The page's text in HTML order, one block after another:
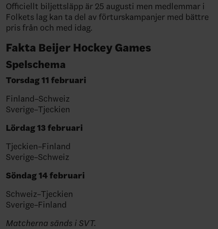
Officiellt biljettsläpp är 25 augusti men medlemmar i
Folkets lag kan ta del av förturskampanjer med bättre
pris från och med idag.
Fakta Beijer Hockey Games
Spelschema
Torsdag 11 februari
Finland–Schweiz
Sverige–Tjeckien
Lördag 13 februari
Tjeckien–Finland
Sverige–Schweiz
Söndag 14 februari
Schweiz–Tjeckien
Sverige–Finland
Matcherna sänds i SVT.